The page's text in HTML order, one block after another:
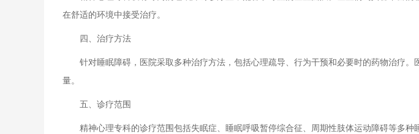
在舒适的环境中接受治疗。
四、治疗方法
针对睡眠障碍，医院采取多种治疗方法，包括心理疏导、行为干预和必要时的药物治疗。
量。
五、诊疗范围
精神心理专科的诊疗范围包括失眠症、睡眠呼吸暂停综合征、周期性肢体运动障碍等多种